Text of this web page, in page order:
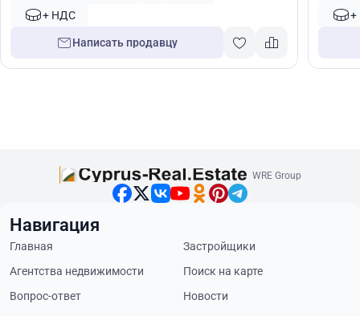
+ НДС
Написать продавцу
WRE Group
Навигация
Главная
Застройщики
Агентства недвижимости
Поиск на карте
Вопрос-ответ
Новости